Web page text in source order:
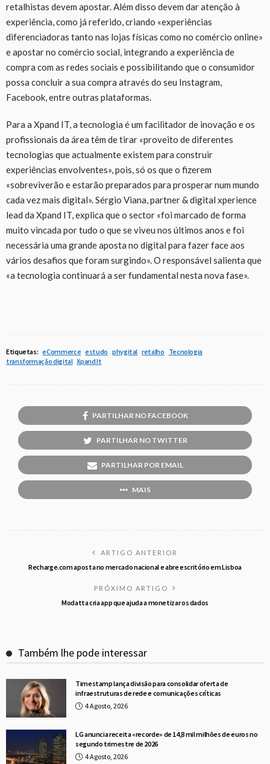
retalhistas devem apostar. Além disso devem dar atenção à
experiência, como já referido, criando «experiências
diferenciadoras tanto nas lojas físicas como no comércio online»
e apostar no comércio social, integrando a experiência de
compra com as redes sociais e possibilitando que o consumidor
possa concluir a sua compra através do seu Instagram,
Facebook, entre outras plataformas.
Para a Xpand IT, a tecnologia é um facilitador de inovação e os
profissionais da área têm de tirar «proveito de diferentes
tecnologias que actualmente existem para construir
experiências envolventes», pois, só os que o fizerem
«sobreviverão e estarão preparados para prosperar num mundo
cada vez mais digital». Sérgio Viana, partner & digital xperience
lead da Xpand IT, explica que o sector «foi marcado de forma
muito vincada por tudo o que se viveu nos últimos anos e foi
necessária uma grande aposta no digital para fazer face aos
vários desafios que foram surgindo». O responsável salienta que
«a tecnologia continuará a ser fundamental nesta nova fase».
Etiquetas: eCommerce estudo phygital retalho Tecnologia
transformação digital Xpand It
PARTILHAR NO FACEBOOK
PARTILHAR NO TWITTER
PARTILHAR POR EMAIL
MAIS
ARTIGO ANTERIOR
Recharge.com aposta no mercado nacional e abre escritório em Lisboa
PRÓXIMO ARTIGO
Modatta cria app que ajuda a monetizar os dados
Também lhe pode interessar
Timestamp lança divisão para consolidar oferta de
infraestruturas de rede e comunicações críticas
4 Agosto, 2026
LG anuncia receita «recorde» de 14,8 mil milhões de euros no
segundo trimestre de 2026
4 Agosto, 2026